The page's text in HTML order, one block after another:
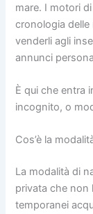
mare. I motori
cronologia delle
venderli agli
annunci
È qui che entra
incognito, o
Cos’è la
La modalità di
privata che non
temporanei